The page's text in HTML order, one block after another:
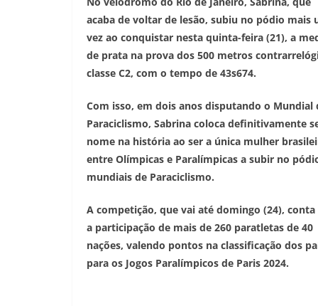
acaba de voltar de lesão, subiu no pódio mais
vez ao conquistar nesta quinta-feira (21), a
de prata na prova dos 500 metros
classe C2, com o tempo de 43s674.
Com isso, em dois anos disputando o Mundial
Paraciclismo, Sabrina coloca definitivamente
nome na história ao ser a única mulher
entre Olímpicas e Paralímpicas a subir no
mundiais de Paraciclismo.
A competição, que vai até domingo (24), conta
a participação de mais de 260 paratletas de 40
nações, valendo pontos na classificação dos
para os Jogos Paralímpicos de Paris 2024.